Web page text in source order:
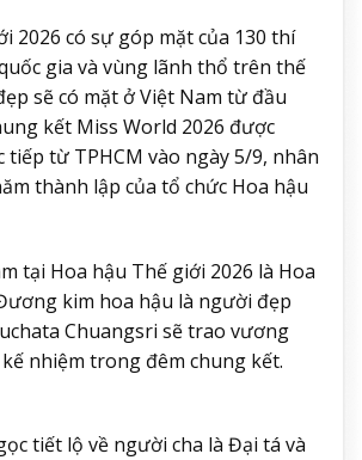
2026 có sự góp mặt của 130 thí
gia và vùng lãnh thổ trên thế
sẽ có mặt ở Việt Nam từ đầu
kết Miss World 2026 được
từ TPHCM vào ngày 5/9, nhân
thành lập của tổ chức Hoa hậu
tại Hoa hậu Thế giới 2026 là Hoa
kim hoa hậu là người đẹp
Chuangsri sẽ trao vương
nhiệm trong đêm chung kết.
tiết lộ về người cha là Đại tá và